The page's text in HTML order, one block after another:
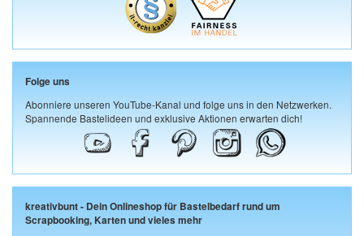
Folge uns
Abonniere unseren YouTube-Kanal und folge uns in den Netzwerken.
Spannende Bastelideen und exklusive Aktionen erwarten dich!
kreativbunt - Dein Onlineshop für Bastelbedarf rund um
Scrapbooking, Karten und vieles mehr